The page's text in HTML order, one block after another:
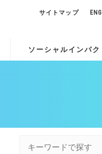
ソーシャルインパ
サイトマップ